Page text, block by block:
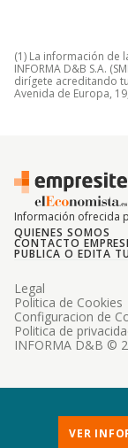
(1) La información de
INFORMA D&B S.A.
dirígete acreditando
Avenida de Europa,
Información ofrecida
QUIENES SOMOS
CONTACTO
PUBLICA O EDITA
INFORMA D&B ©
Legal
Politica de Cookies
Configuracion de
Politica de
VER